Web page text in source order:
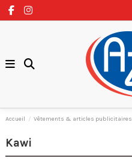
Accueil Vêtements & articles publicitaires
Kawi